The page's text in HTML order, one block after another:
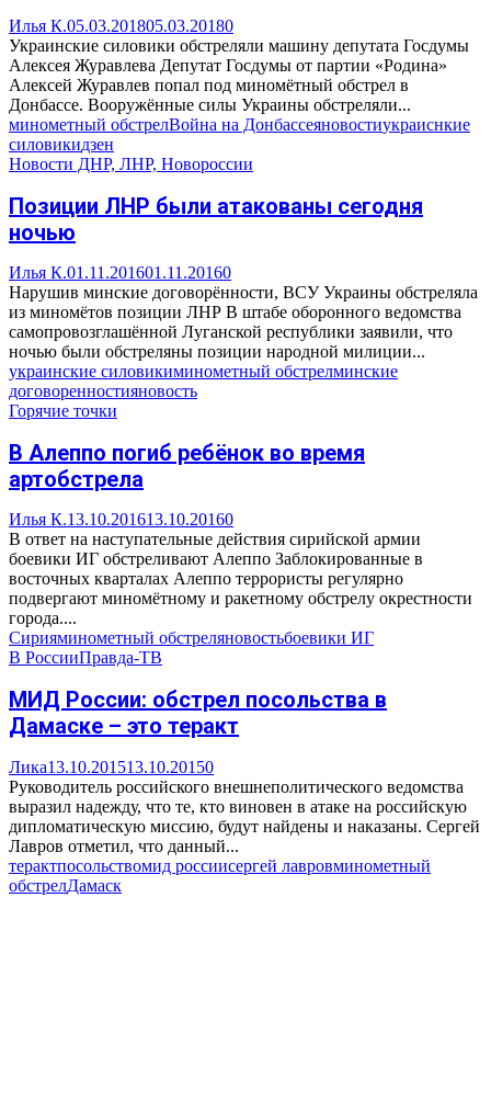
Илья К.05.03.201805.03.20180
Украинские силовики обстреляли машину депутата Госдумы
Алексея Журавлева Депутат Госдумы от партии «Родина»
Алексей Журавлев попал под миномётный обстрел в
Донбассе. Вооружённые силы Украины обстреляли...
минометный обстрелВойна на Донбассеяновостиукраиснкие
силовикидзен
Новости ДНР, ЛНР, Новороссии
Позиции ЛНР были атакованы сегодня
ночью
Илья К.01.11.201601.11.20160
Нарушив минские договорённости, ВСУ Украины обстреляла
из миномётов позиции ЛНР В штабе оборонного ведомства
самопровозглашённой Луганской республики заявили, что
ночью были обстреляны позиции народной милиции...
украинские силовикиминометный обстрелминские
договоренностияновость
Горячие точки
В Алеппо погиб ребёнок во время
артобстрела
Илья К.13.10.201613.10.20160
В ответ на наступательные действия сирийской армии
боевики ИГ обстреливают Алеппо Заблокированные в
восточных кварталах Алеппо террористы регулярно
подвергают миномётному и ракетному обстрелу окрестности
города....
Сирияминометный обстреляновостьбоевики ИГ
В РоссииПравда-ТВ
МИД России: обстрел посольства в
Дамаске – это теракт
Лика13.10.201513.10.20150
Руководитель российского внешнеполитического ведомства
выразил надежду, что те, кто виновен в атаке на российскую
дипломатическую миссию, будут найдены и наказаны. Сергей
Лавров отметил, что данный...
терактпосольствомид россиисергей лавровминометный
обстрелДамаск